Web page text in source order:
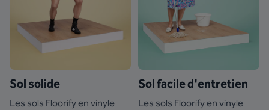
Sol solide
Les sols Floorify en vinyle
Sol facile d'entretien
Les sols Floorify en vinyle